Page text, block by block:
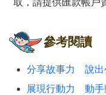
取，請提供匯款帳戶
參考閱讀
分享故事力 說出
展現行動力 動手